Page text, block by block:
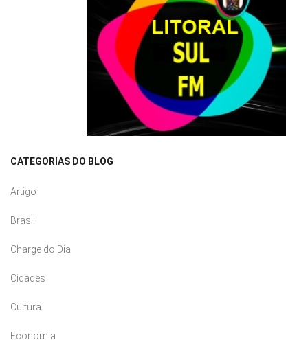
CATEGORIAS DO BLOG
Artigo
Brasil
Charge do Dia
Cidades
Cultura
Economia